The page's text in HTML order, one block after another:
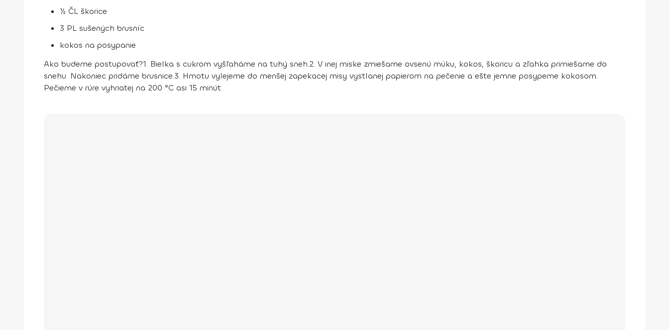
½ ČL škorice
3 PL sušených brusníc
kokos na posypanie
Ako budeme postupovať?1. Bielka s cukrom vyšľaháme na tuhý sneh.2. V inej miske zmiešame ovsenú múku, kokos, škoricu a zľahka primiešame do
snehu. Nakoniec pridáme brusnice.3. Hmotu vylejeme do menšej zapekacej misy vystlanej papierom na pečenie a ešte jemne posypeme kokosom.
Pečieme v rúre vyhriatej na 200 °C asi 15 minút.